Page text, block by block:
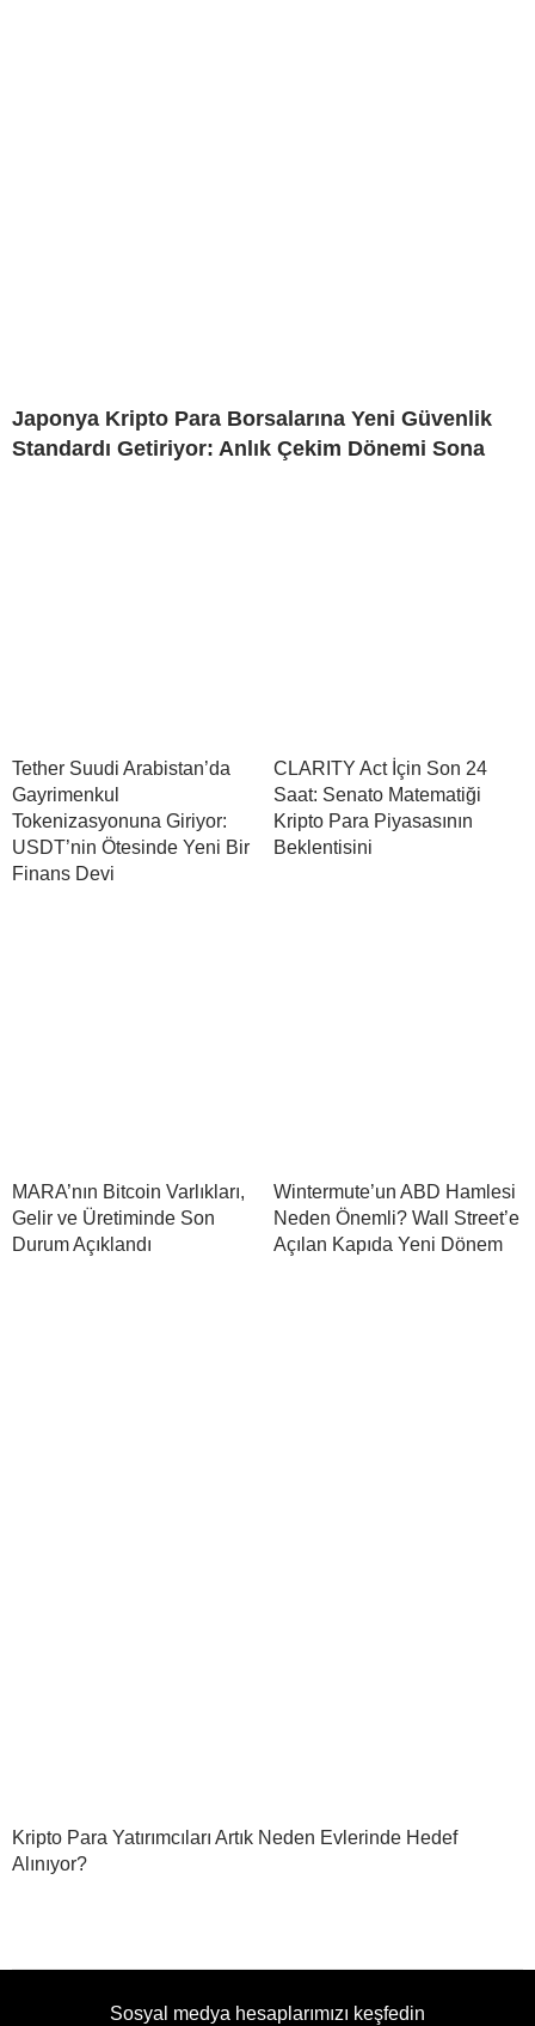
Japonya Kripto Para Borsalarına Yeni Güvenlik
Standardı Getiriyor: Anlık Çekim Dönemi Sona
Tether Suudi Arabistan’da
Gayrimenkul
Tokenizasyonuna Giriyor:
USDT’nin Ötesinde Yeni Bir
Finans Devi
CLARITY Act İçin Son 24
Saat: Senato Matematiği
Kripto Para Piyasasının
Beklentisini
MARA’nın Bitcoin Varlıkları,
Gelir ve Üretiminde Son
Durum Açıklandı
Wintermute’un ABD Hamlesi
Neden Önemli? Wall Street’e
Açılan Kapıda Yeni Dönem
Kripto Para Yatırımcıları Artık Neden Evlerinde Hedef
Alınıyor?
Sosyal medya hesaplarımızı keşfedin